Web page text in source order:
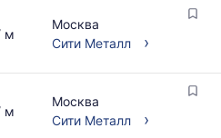
м
Москва
Сити Металл
›
м
Москва
Сити Металл
›